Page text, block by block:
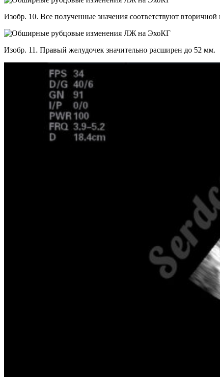
Изобр. 10. Все полученные значения соответствуют
Изобр. 11. Правый желудочек значительно расширен до 52 мм.